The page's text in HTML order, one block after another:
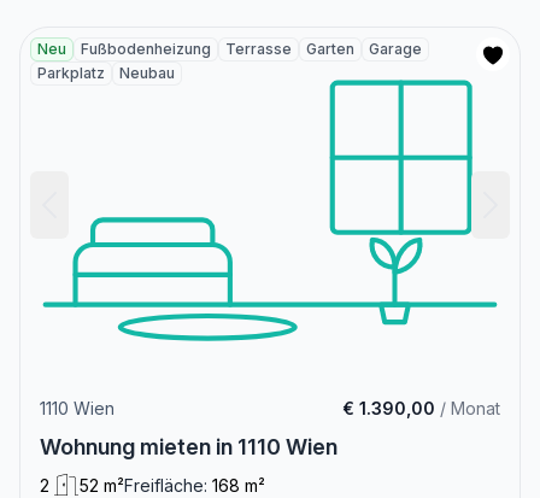
Neu Fußbodenheizung Terrasse Garten
Garage
Parkplatz
Neubau
1110 Wien € 1.390,00 / Monat
Wohnung mieten in 1110 Wien
2 52 m²Freifläche: 168 m²